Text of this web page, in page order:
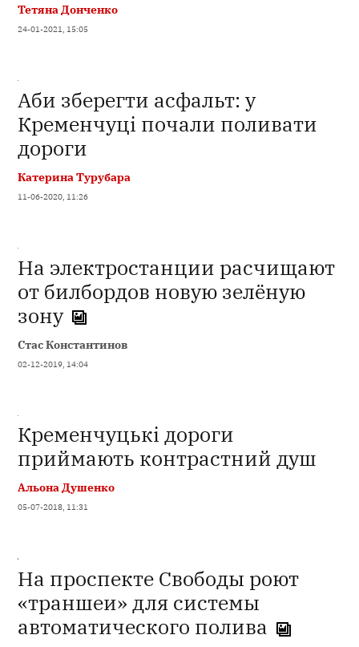
Тетяна Донченко
24-01-2021, 15:05
Аби зберегти асфальт: у
Кременчуці почали поливати
дороги
Катерина Турубара
11-06-2020, 11:26
На электростанции расчищают
от билбордов новую зелёную
зону
Стас Константинов
02-12-2019, 14:04
Кременчуцькі дороги
приймають контрастний душ
Альона Душенко
05-07-2018, 11:31
На проспекте Свободы роют
«траншеи» для системы
автоматического полива